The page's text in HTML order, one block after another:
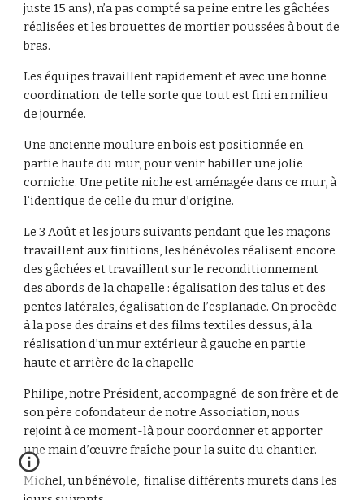
juste 15 ans), n’a pas compté sa peine entre les gâchées
réalisées et les brouettes de mortier poussées à bout de
bras.
Les équipes travaillent rapidement et avec une bonne
coordination de telle sorte que tout est fini en milieu
de journée.
Une ancienne moulure en bois est positionnée en
partie haute du mur, pour venir habiller une jolie
corniche. Une petite niche est aménagée dans ce mur, à
l’identique de celle du mur d’origine.
Le 3 Août et les jours suivants pendant que les maçons
travaillent aux finitions, les bénévoles réalisent encore
des gâchées et travaillent sur le reconditionnement
des abords de la chapelle : égalisation des talus et des
pentes latérales, égalisation de l’esplanade. On procède
à la pose des drains et des films textiles dessus, à la
réalisation d’un mur extérieur à gauche en partie
haute et arrière de la chapelle
Philipe, notre Président, accompagné de son frère et de
son père cofondateur de notre Association, nous
rejoint à ce moment-là pour coordonner et apporter
une main d’œuvre fraîche pour la suite du chantier.
Michel, un bénévole, finalise différents murets dans les